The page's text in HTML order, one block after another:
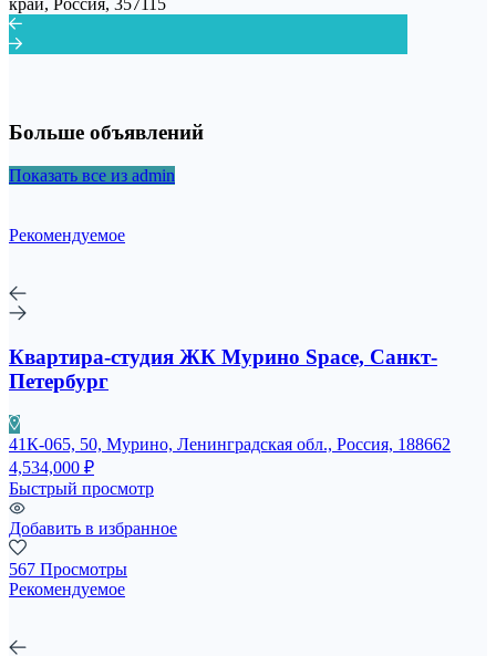
край, Россия, 357115
Больше объявлений
Показать все из admin
Рекомендуемое
Квартира-студия ЖК Мурино Space, Санкт-
Петербург
41К-065, 50, Мурино, Ленинградская обл., Россия, 188662
4,534,000 ₽
Быстрый просмотр
Добавить в избранное
567 Просмотры
Рекомендуемое